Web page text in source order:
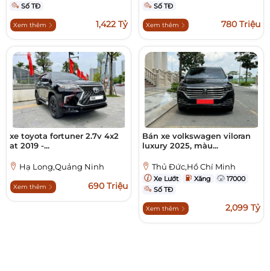
Số TĐ
Xem thêm 1,422 Tỷ
Số TĐ
Xem thêm 780 Triệu
xe toyota fortuner 2.7v 4x2
at 2019 -...
Hạ Long,Quảng Ninh
Xem thêm 690 Triệu
Bán xe volkswagen viloran
luxury 2025, màu...
Thủ Đức,Hồ Chí Minh
Xe Lướt Xăng
17000
Số TĐ
Xem thêm 2,099 Tỷ